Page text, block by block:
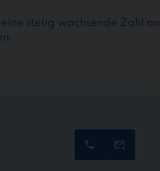
stetig wachsende Zahl an